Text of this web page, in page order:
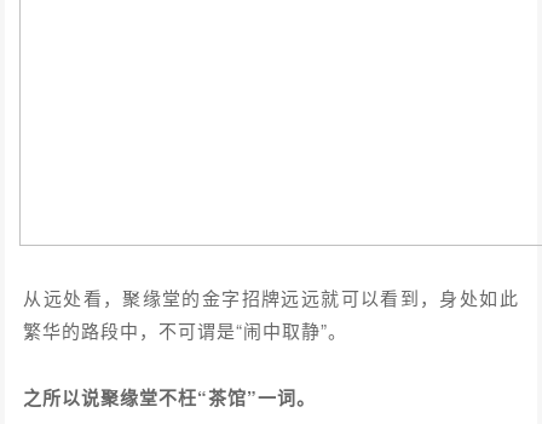
从远处看，聚缘堂的金字招牌远远就可以看到，身处如此
繁华的路段中，不可谓是“闹中取静”。
之所以说聚缘堂不枉“茶馆”一词。